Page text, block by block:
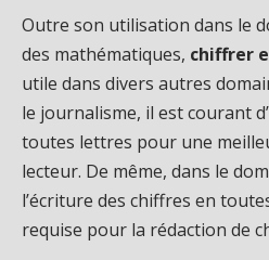
Outre son utilisation dans le
des mathématiques, chiffrer
utile dans divers autres
le journalisme, il est courant
toutes lettres pour une
lecteur. De même, dans le
l’écriture des chiffres en
requise pour la rédaction de